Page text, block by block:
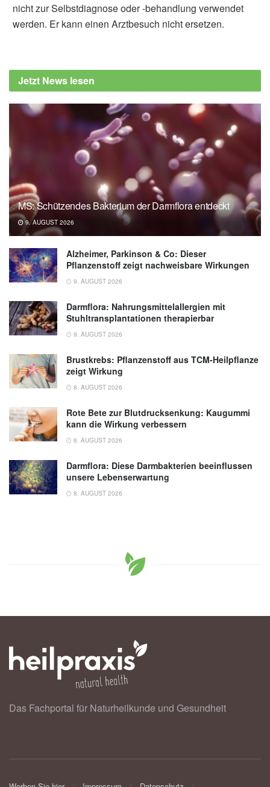
nicht zur Selbstdiagnose oder -behandlung verwendet
werden. Er kann einen Arztbesuch nicht ersetzen.
Jetzt News lesen
MS: Schützendes Bakterium der Darmflora entdeckt
9. AUGUST 2026
Alzheimer, Parkinson & Co: Dieser
Pflanzenstoff zeigt nachweisbare Wirkungen
9. AUGUST 2026
Darmflora: Nahrungsmittelallergien mit
Stuhltransplantationen therapierbar
9. AUGUST 2026
Brustkrebs: Pflanzenstoff aus TCM-Heilpflanze
zeigt Wirkung
8. AUGUST 2026
Rote Bete zur Blutdrucksenkung: Kaugummi
kann die Wirkung verbessern
8. AUGUST 2026
Darmflora: Diese Darmbakterien beeinflussen
unsere Lebenserwartung
8. AUGUST 2026
Das Fachportal für Naturheilkunde und Gesundheit